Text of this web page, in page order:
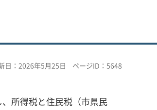
日：2026年5月25日 ページID：5648
所得税と住民税（市県民